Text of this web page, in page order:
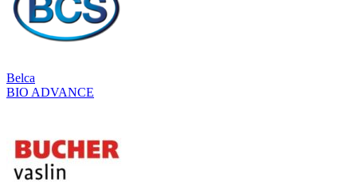
Belca
BIO ADVANCE